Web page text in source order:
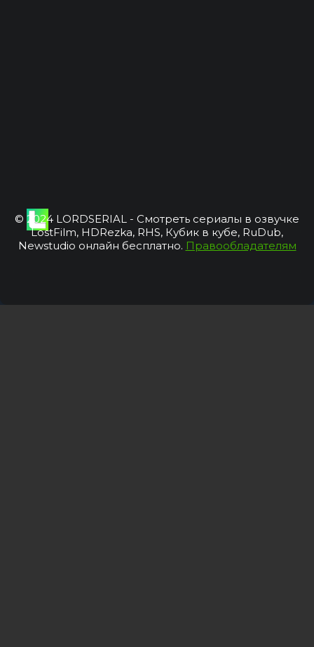
© 2024 LORDSERIAL - Смотреть сериалы в озвучке
LostFilm, HDRezka, RHS, Кубик в кубе, RuDub,
Newstudio онлайн бесплатно. Правообладателям